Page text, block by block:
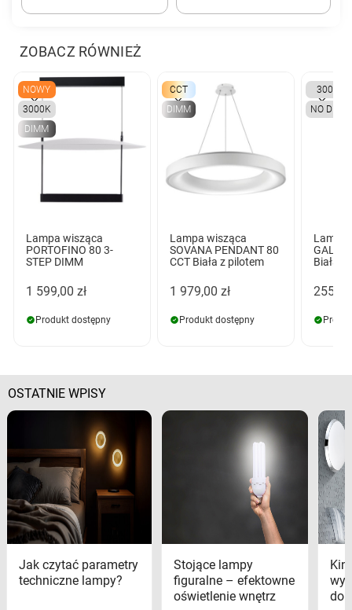
ZOBACZ RÓWNIEŻ
NOWY
3000K
DIMM
Lampa wisząca
PORTOFINO 80 3-
STEP DIMM
1 599,00 zł
Produkt dostępny
CCT
DIMM
Lampa wisząca
SOVANA PENDANT 80
CCT Biała z pilotem
1 979,00 zł
Produkt dostępny
3000K
NO DIMM
Lampa
Biała
255,00
OSTATNIE WPISY
Jak czytać parametry
techniczne lampy?
Stojące lampy
figuralne – efektowne
oświetlenie wnętrz